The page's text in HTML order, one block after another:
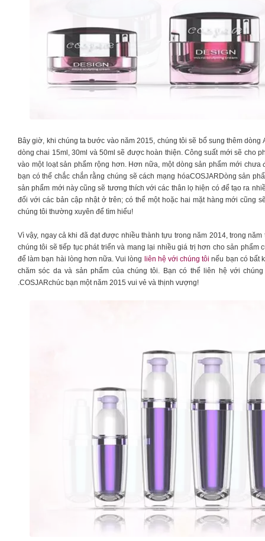
Bây giờ, khi chúng ta bước vào năm 2015, chúng tôi sẽ bổ sung thêm
dòng chai 15ml, 30ml và 50ml sẽ được hoàn thiện. Công suất mới sẽ cho
vào một loạt sản phẩm rộng hơn. Hơn nữa, một dòng sản phẩm mới
bạn có thể chắc chắn rằng chúng sẽ cách mạng hóaCOSJARDòng sản
sản phẩm mới này cũng sẽ tương thích với các thân lọ hiện có để tạo ra
đối với các bản cập nhật ở trên; có thể một hoặc hai mặt hàng mới cũng
chúng tôi thường xuyên để tìm hiểu!
Vì vậy, ngay cả khi đã đạt được nhiều thành tựu trong năm 2014, trong
chúng tôi sẽ tiếp tục phát triển và mang lại nhiều giá trị hơn cho sản phẩm
để làm bạn hài lòng hơn nữa. Vui lòng liên hệ với chúng tôi nếu bạn có bất
chăm sóc da và sản phẩm của chúng tôi. Bạn có thể liên hệ với
.COSJARchúc bạn một năm 2015 vui vẻ và thịnh vượng!